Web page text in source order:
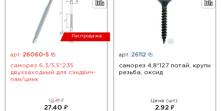
Распродажа
арт. 26060-5
саморез 6,3/5,5*235
двухзаходный для сэндвич-
пан/цинк
58.19 ₽
27.40 ₽
арт. 26112
саморез 4,8*127 потай, крупн
резьба, оксид
Цена (шт):
2.92 ₽